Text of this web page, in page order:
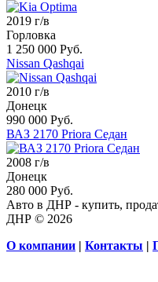
2019 г/в
Горловка
1 250 000 Руб.
Nissan Qashqai
2010 г/в
Донецк
990 000 Руб.
ВАЗ 2170 Priora Седан
2008 г/в
Донецк
280 000 Руб.
Авто в ДНР - купить,
ДНР © 2026
О компании | Контакты |